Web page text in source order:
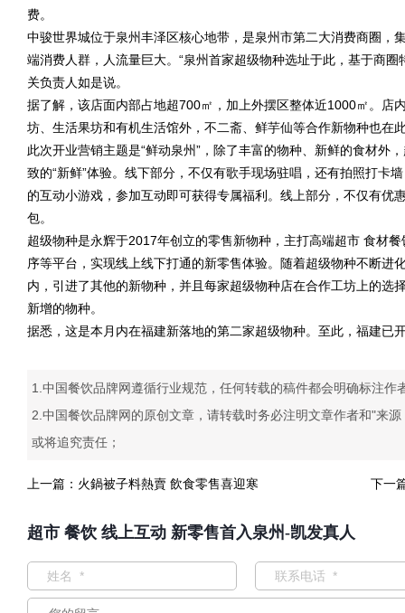
费。
中骏世界城位于泉州丰泽区核心地带，是泉州市第二大消费商圈，
端消费人群，人流量巨大。“泉州首家超级物种选址于此，基于商
关负责人如是说。
据了解，该店面内部占地超700㎡，加上外摆区整体近1000㎡。店
坊、生活果坊和有机生活馆外，不二斋、鲜芋仙等合作新物种也在
此次开业营销主题是“鲜动泉州”，除了丰富的物种、新鲜的食材外
致的“新鲜”体验。线下部分，不仅有歌手现场驻唱，还有拍照打卡
的互动小游戏，参加互动即可获得专属福利。线上部分，不仅有优
包。
超级物种是永辉于2017年创立的零售新物种，主打高端超市 食材
序等平台，实现线上线下打通的新零售体验。随着超级物种不断进
内，引进了其他的新物种，并且每家超级物种店在合作工坊上的选
新增的物种。
据悉，这是本月内在福建新落地的第二家超级物种。至此，福建已
1.中国餐饮品牌网遵循行业规范，任何转载的稿件都会明确标注作
2.中国餐饮品牌网的原创文章，请转载时务必注明文章作者和"来
或将追究责任；
上一篇： 火鍋被子料熱賣 飲食零售喜迎寒 下一
超市 餐饮 线上互动 新零售首入泉州-凯发真人